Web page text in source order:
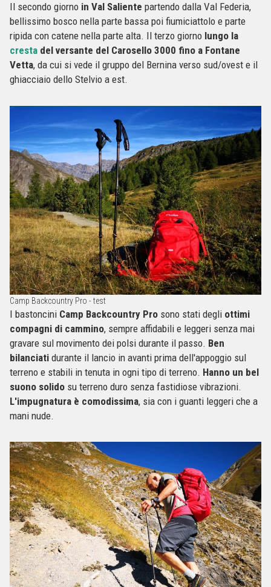
Il secondo giorno in Val Saliente partendo dalla Val Federia,
bellissimo bosco nella parte bassa poi fiumiciattolo e parte
ripida con catene nella parte alta. Il terzo giorno lungo la
cresta del versante del Carosello 3000 fino a Fontane
Vetta, da cui si vede il gruppo del Bernina verso sud/ovest e il
ghiacciaio dello Stelvio a est.
Camp Backcountry Pro - test
I bastoncini Camp Backcountry Pro sono stati degli ottimi
compagni di cammino, sempre affidabili e leggeri senza mai
gravare sul movimento dei polsi durante il passo. Ben
bilanciati durante il lancio in avanti prima dell'appoggio sul
terreno e stabili in tenuta in ogni tipo di terreno. Hanno un bel
suono solido su terreno duro senza fastidiose vibrazioni.
L'impugnatura è comodissima, sia con i guanti leggeri che a
mani nude.